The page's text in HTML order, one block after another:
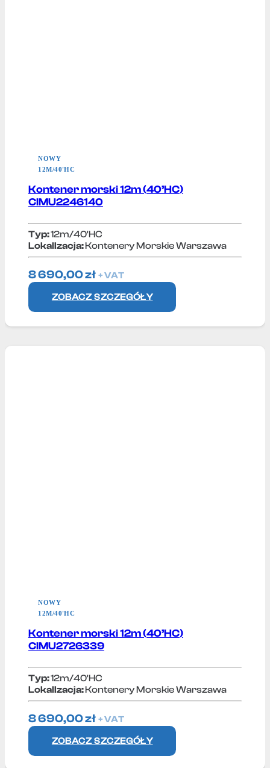
NOWY
12M/40'HC
Kontener morski 12m (40’HC)
CIMU2246140
Typ:12m/40'HC
Lokallzacja:Kontenery Morskie Warszawa
8 690,00zł + VAT
ZOBACZ SZCZEGÓŁY
NOWY
12M/40'HC
Kontener morski 12m (40’HC)
CIMU2726339
Typ:12m/40'HC
Lokallzacja:Kontenery Morskie Warszawa
8 690,00zł + VAT
ZOBACZ SZCZEGÓŁY